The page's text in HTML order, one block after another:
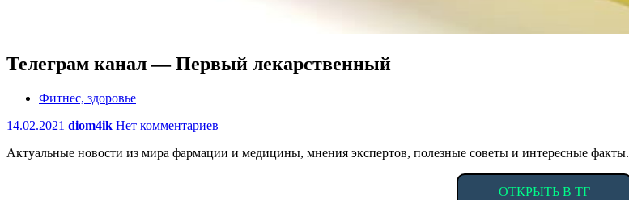
Телеграм канал — Первый лекарственный
Фитнес, здоровье
14.02.2021 diom4ik Нет комментариев
Актуальные новости из мира фармации и медицины, мнения экспертов, полезные советы и интересные факты.
ОТКРЫТЬ В ТГ